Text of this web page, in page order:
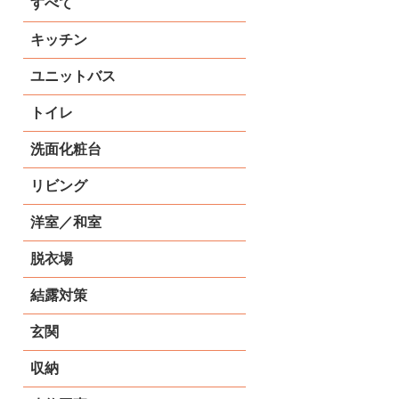
すべて
キッチン
ユニットバス
トイレ
洗面化粧台
リビング
洋室／和室
脱衣場
結露対策
玄関
収納